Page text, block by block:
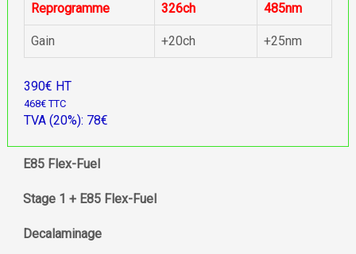
Reprogramme 326ch 485nm
Gain +20ch +25nm
390€ HT
468€ TTC
TVA (20%): 78€
E85 Flex-Fuel
Stage 1 + E85 Flex-Fuel
Decalaminage